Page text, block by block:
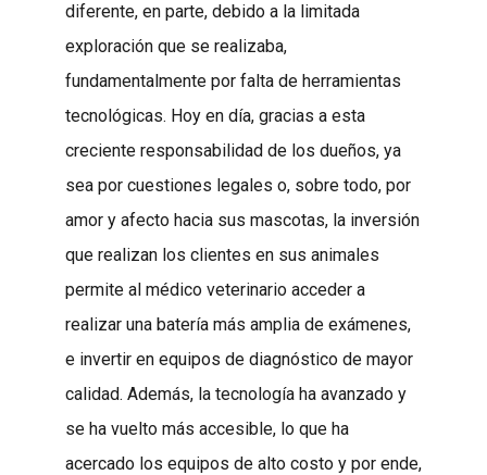
diferente, en parte, debido a la limitada
exploración que se realizaba,
fundamentalmente por falta de herramientas
tecnológicas. Hoy en día, gracias a esta
creciente responsabilidad de los dueños, ya
sea por cuestiones legales o, sobre todo, por
amor y afecto hacia sus mascotas, la inversión
que realizan los clientes en sus animales
permite al médico veterinario acceder a
realizar una batería más amplia de exámenes,
e invertir en equipos de diagnóstico de mayor
calidad. Además, la tecnología ha avanzado y
se ha vuelto más accesible, lo que ha
acercado los equipos de alto costo y por ende,